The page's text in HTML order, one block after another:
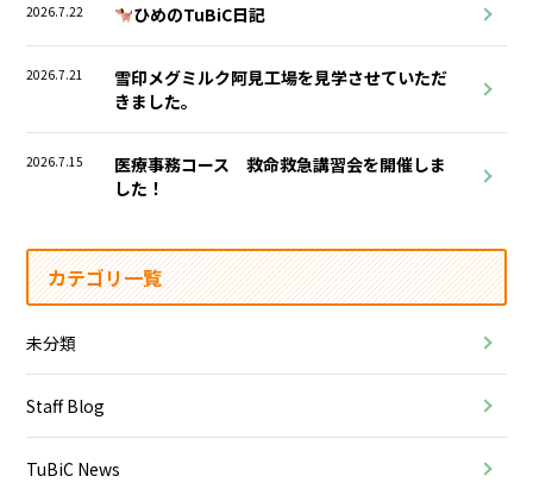
2026.7.22 ひめのTuBiC日記
2026.7.21
雪印メグミルク阿見工場を見学させていただ
きました。
2026.7.15
医療事務コース 救命救急講習会を開催しま
した！
カテゴリ一覧
未分類
Staff Blog
TuBiC News